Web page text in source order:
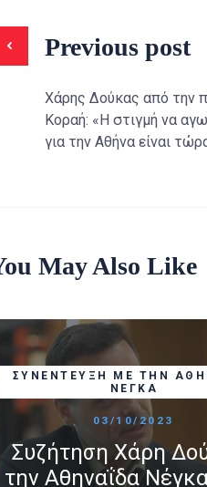
Previous post
Χάρης Δούκας από την
Κοραή: «Η στιγμή να
για την Αθήνα είναι
May Also Like
ΣΥΝΈΝΤΕΥΞΗ ΜΕ ΤΗΝ
ΝΈΓΚΑ
03/10/2023
Συζήτηση Χάρη
την Αθηναΐδα